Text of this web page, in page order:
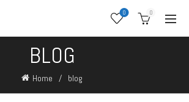
0 0
BLOG
Home blog